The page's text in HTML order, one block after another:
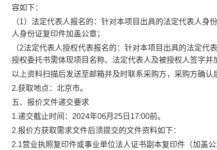
容如下：
（1）法定代表人报名的：针对本项目出具的法定代表人
人身份证复印件加盖公章；
（2法定代表人授权代表报名的：针对本项目出具的法定
授权委托书需体现项目名称、法定代表人及被授权人签字并
以上资料扫描后发送至邮箱并及时联系采购方，采购方确
2.获取地点：北京市。
五、报价文件递交要求
1.递交截止时间：2024年06月25日17:00前。
2.报价方获取需求文件后须提交的文件资料如下：
2.1营业执照复印件或事业单位法人证书副本复印件（加盖